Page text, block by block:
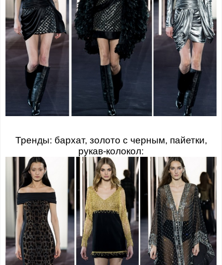
Тренды: бархат, золото с черным, пайетки,
рукав-колокол: